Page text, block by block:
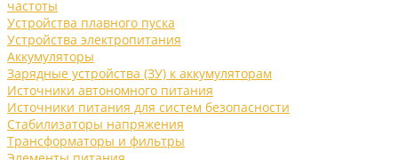
частоты
Устройства плавного пуска
Устройства электропитания
Аккумуляторы
Зарядные устройства (ЗУ) к аккумуляторам
Источники автономного питания
Источники питания для систем безопасности
Стабилизаторы напряжения
Трансформаторы и фильтры